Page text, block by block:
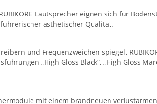
Lautsprecher eignen sich für
ästhetischer Qualität.
und Frequenzweichen spiegelt
„High Gloss Black“, „High Gloss
mit einem brandneuen